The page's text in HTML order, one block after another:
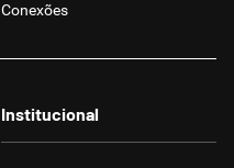
Conexões
Institucional